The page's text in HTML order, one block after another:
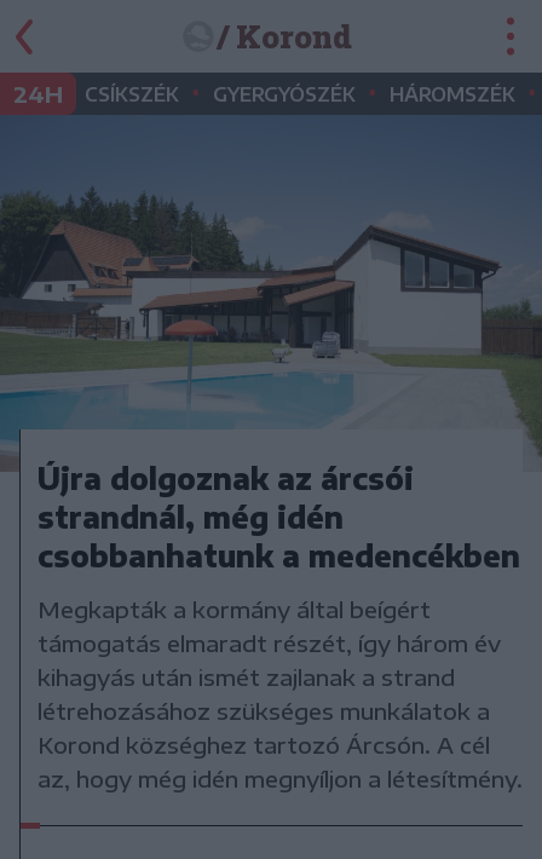
/ Korond
24H CSÍKSZÉK • GYERGYÓSZÉK • HÁROMSZÉK •
Újra dolgoznak az árcsói
strandnál, még idén
csobbanhatunk a medencékben
Megkapták a kormány által beígért
támogatás elmaradt részét, így három év
kihagyás után ismét zajlanak a strand
létrehozásához szükséges munkálatok a
Korond községhez tartozó Árcsón. A cél
az, hogy még idén megnyíljon a létesítmény.